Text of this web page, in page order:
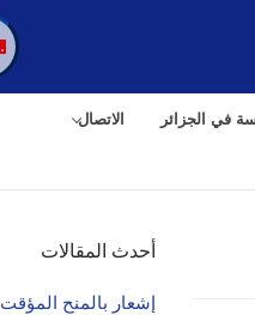
في الجزائر الاتصال
أحدث المقالات
إشعار بالمنح المؤقت